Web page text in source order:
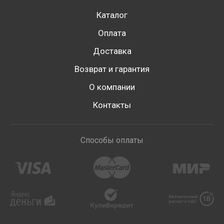
Каталог
Оплата
Доставка
Возврат и гарантия
О компании
Контакты
Способы оплаты